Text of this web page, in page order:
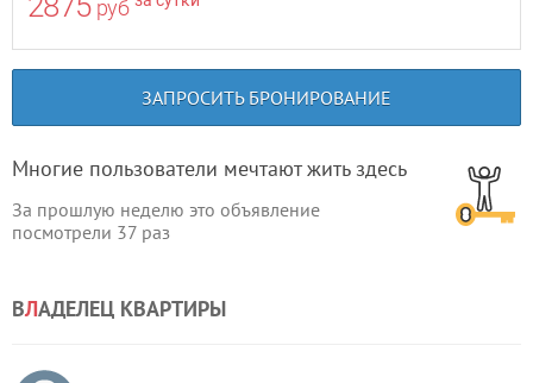
руб
ЗАПРОСИТЬ БРОНИРОВАНИЕ
Многие пользователи мечтают жить здесь
За прошлую неделю это объявление
посмотрели 37 раз
ВЛАДЕЛЕЦ КВАРТИРЫ